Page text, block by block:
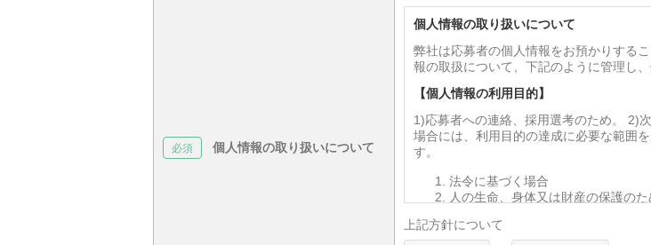
個人情報の取り扱いについて
個人情報の取り扱いについて
弊社は応募者の個人情報をお預かりする
報の取扱について、下記のように管理し、
【個人情報の利用目的】
1)応募者への連絡、採用選考のため。 2)
場合には、利用目的の達成に必要な範囲
す。
法令に基づく場合
人の生命、身体又は財産の保護の
公衆衛生の向上又は児童の健全な
上記方針について